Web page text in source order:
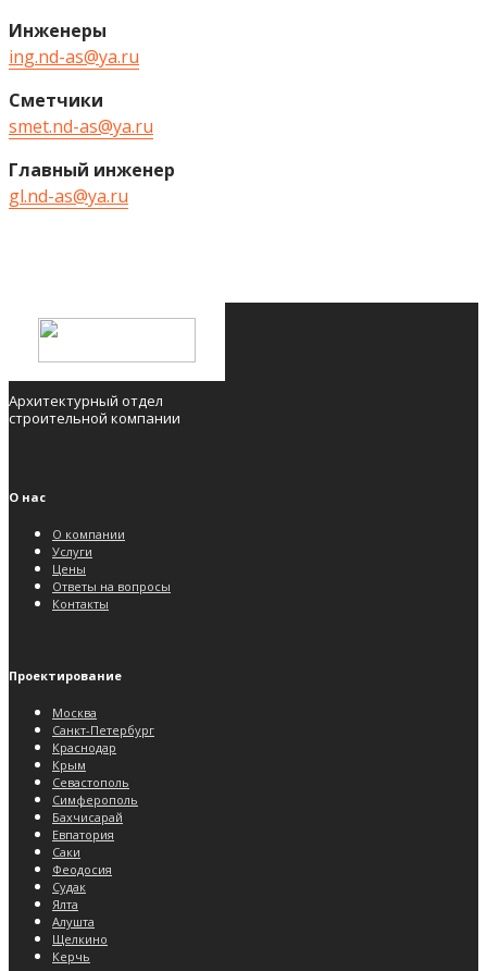
Инженеры
ing.nd-as@ya.ru
Сметчики
smet.nd-as@ya.ru
Главный инженер
gl.nd-as@ya.ru
Архитектурный отдел
строительной компании
О нас
О компании
Услуги
Цены
Ответы на вопросы
Контакты
Проектирование
Москва
Санкт-Петербург
Краснодар
Крым
Севастополь
Симферополь
Бахчисарай
Евпатория
Саки
Феодосия
Судак
Ялта
Алушта
Щелкино
Керчь